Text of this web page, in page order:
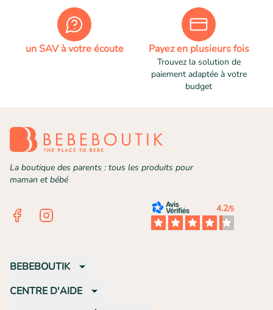
un SAV à votre écoute Payez en plusieurs fois
Trouvez la solution de
paiement adaptée à votre
budget
La boutique des parents : tous les produits pour
maman et bébé
FacebookInstagram 4.2/5
BEBEBOUTIK
CENTRE D'AIDE